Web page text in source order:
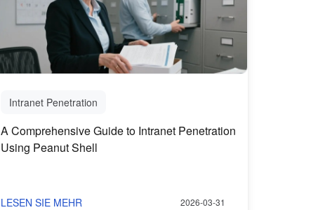
Intranet Penetration
A Comprehensive Guide to Intranet Penetration
Using Peanut Shell
LESEN SIE MEHR 2026-03-31